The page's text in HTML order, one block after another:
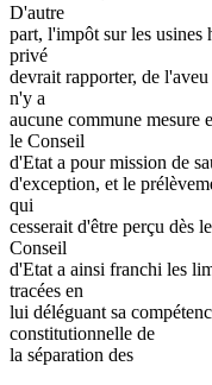
D'autre
part, l'impôt sur les usines
privé
devrait rapporter, de
n'y a
aucune commune mesure
le Conseil
d'Etat a pour mission de
d'exception, et le
qui
cesserait d'être perçu dès
Conseil
d'Etat a ainsi franchi les
tracées en
lui déléguant sa
constitutionnelle de
la séparation des